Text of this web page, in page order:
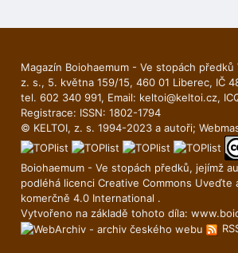
Magazín Boiohaemum - Ve stopách předků
z. s., 5. května 159/15, 460 01 Liberec, IČ
tel. 602 340 991, Email: keltoi@keltoi.cz,
Registrace: ISSN: 1802-1794
© KELTOI, z. s. 1994-2023 a autoři;
Boiohaemum - Ve stopách předků, jejímž
podléhá licenci Creative Commons Uveďte
komerčně 4.0 International .
Vytvořeno na základě tohoto díla: